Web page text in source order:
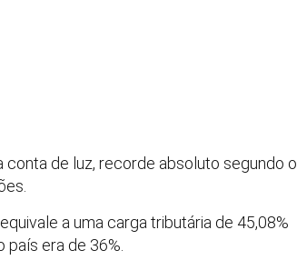
de luz, recorde absoluto segundo o
a uma carga tributária de 45,08%
era de 36%.